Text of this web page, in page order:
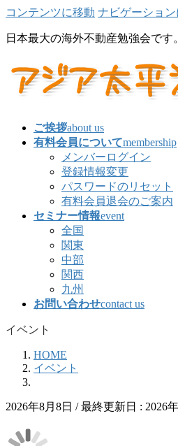
コンテンツに移動 ナビゲーション
日本最大の海外不動産勉強会です。
ご挨拶about us
有料会員についてmembership
メンバーログイン
登録情報変更
パスワードのリセット
有料会員退会のご案内
セミナー情報event
全国
関東
中部
関西
九州
お問い合わせcontact us
イベント
HOME
イベント
2026年8月8日 / 最終更新日 : 2026